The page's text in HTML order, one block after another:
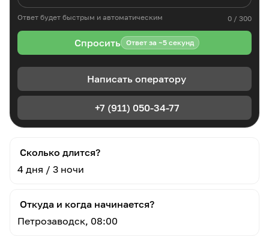
Ответ будет быстрым и автоматическим 0 / 300
Спросить Ответ за ~5 секунд
Написать оператору
+7 (911) 050-34-77
Сколько длится?
4 дня / 3 ночи
Откуда и когда начинается?
Петрозаводск, 08:00